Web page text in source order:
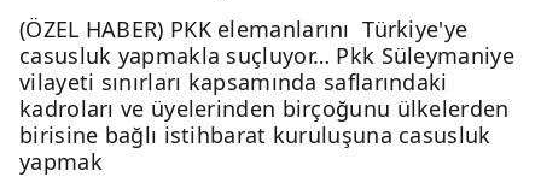
(ÖZEL HABER) PKK elemanlarını Türkiye'ye
casusluk yapmakla suçluyor… Pkk Süleymaniye
vilayeti sınırları kapsamında saflarındaki
kadroları ve üyelerinden birçoğunu ülkelerden
birisine bağlı istihbarat kuruluşuna casusluk
yapmak